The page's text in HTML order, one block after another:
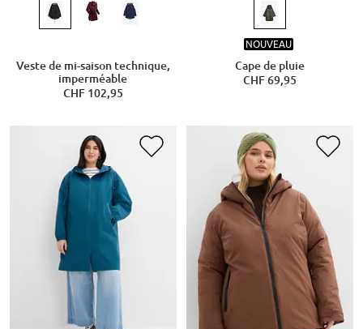
Veste de mi-saison technique,
imperméable
CHF 102,95
NOUVEAU
Cape de pluie
CHF 69,95